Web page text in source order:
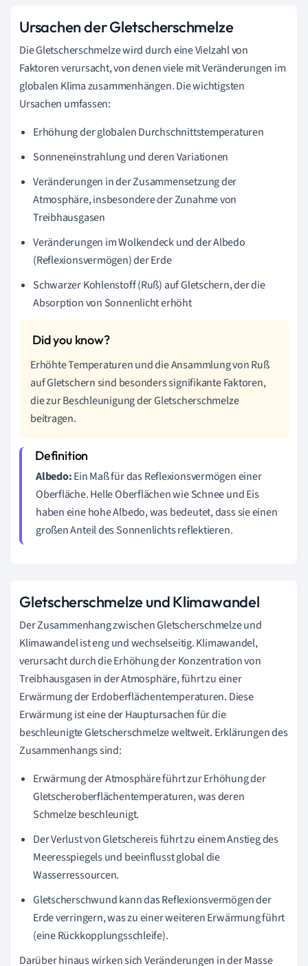
Ursachen der Gletscherschmelze
Die Gletscherschmelze wird durch eine Vielzahl von
Faktoren verursacht, von denen viele mit Veränderungen im
globalen Klima zusammenhängen. Die wichtigsten
Ursachen umfassen:
Erhöhung der globalen Durchschnittstemperaturen
Sonneneinstrahlung und deren Variationen
Veränderungen in der Zusammensetzung der
Atmosphäre, insbesondere der Zunahme von
Treibhausgasen
Veränderungen im Wolkendeck und der Albedo
(Reflexionsvermögen) der Erde
Schwarzer Kohlenstoff (Ruß) auf Gletschern, der die
Absorption von Sonnenlicht erhöht
Erhöhte Temperaturen und die Ansammlung von Ruß
auf Gletschern sind besonders signifikante Faktoren,
die zur Beschleunigung der Gletscherschmelze
beitragen.
Albedo:Ein Maß für das Reflexionsvermögen einer
Oberfläche. Helle Oberflächen wie Schnee und Eis
haben eine hohe Albedo, was bedeutet, dass sie einen
großen Anteil des Sonnenlichts reflektieren.
Gletscherschmelze und Klimawandel
Der Zusammenhang zwischen Gletscherschmelze und
Klimawandel ist eng und wechselseitig. Klimawandel,
verursacht durch die Erhöhung der Konzentration von
Treibhausgasen in der Atmosphäre, führt zu einer
Erwärmung der Erdoberflächentemperaturen. Diese
Erwärmung ist eine der Hauptursachen für die
beschleunigte Gletscherschmelze weltweit. Erklärungen des
Zusammenhangs sind:
Erwärmung der Atmosphäre führt zur Erhöhung der
Gletscheroberflächentemperaturen, was deren
Schmelze beschleunigt.
Der Verlust von Gletschereis führt zu einem Anstieg des
Meeresspiegels und beeinflusst global die
Wasserressourcen.
Gletscherschwund kann das Reflexionsvermögen der
Erde verringern, was zu einer weiteren Erwärmung führt
(eine Rückkopplungsschleife).
Darüber hinaus wirken sich Veränderungen in der Masse